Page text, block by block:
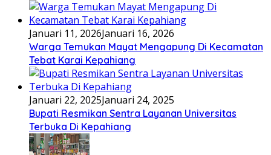
Januari 11, 2026Januari 16, 2026
Warga Temukan Mayat Mengapung Di Kecamatan
Tebat Karai Kepahiang
Januari 22, 2025Januari 24, 2025
Bupati Resmikan Sentra Layanan Universitas
Terbuka Di Kepahiang